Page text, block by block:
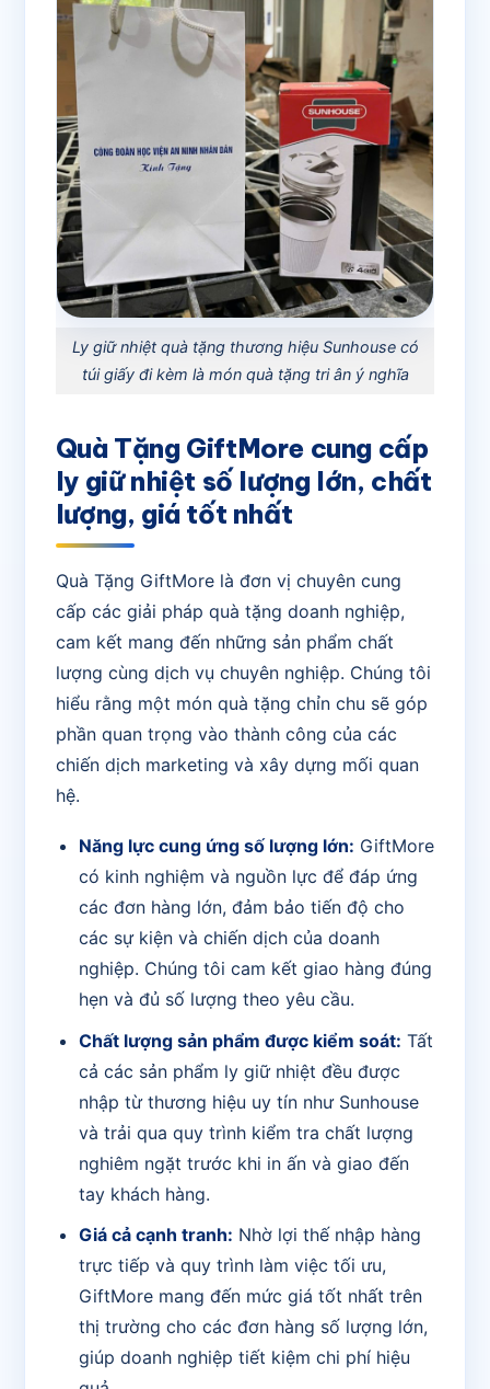
Ly giữ nhiệt quà tặng thương hiệu Sunhouse có
túi giấy đi kèm là món quà tặng tri ân ý nghĩa
Quà Tặng GiftMore cung cấp
ly giữ nhiệt số lượng lớn, chất
lượng, giá tốt nhất
Quà Tặng GiftMore là đơn vị chuyên cung
cấp các giải pháp quà tặng doanh nghiệp,
cam kết mang đến những sản phẩm chất
lượng cùng dịch vụ chuyên nghiệp. Chúng tôi
hiểu rằng một món quà tặng chỉn chu sẽ góp
phần quan trọng vào thành công của các
chiến dịch marketing và xây dựng mối quan
hệ.
Năng lực cung ứng số lượng lớn: GiftMore
có kinh nghiệm và nguồn lực để đáp ứng
các đơn hàng lớn, đảm bảo tiến độ cho
các sự kiện và chiến dịch của doanh
nghiệp. Chúng tôi cam kết giao hàng đúng
hẹn và đủ số lượng theo yêu cầu.
Chất lượng sản phẩm được kiểm soát: Tất
cả các sản phẩm ly giữ nhiệt đều được
nhập từ thương hiệu uy tín như Sunhouse
và trải qua quy trình kiểm tra chất lượng
nghiêm ngặt trước khi in ấn và giao đến
tay khách hàng.
Giá cả cạnh tranh: Nhờ lợi thế nhập hàng
trực tiếp và quy trình làm việc tối ưu,
GiftMore mang đến mức giá tốt nhất trên
thị trường cho các đơn hàng số lượng lớn,
giúp doanh nghiệp tiết kiệm chi phí hiệu